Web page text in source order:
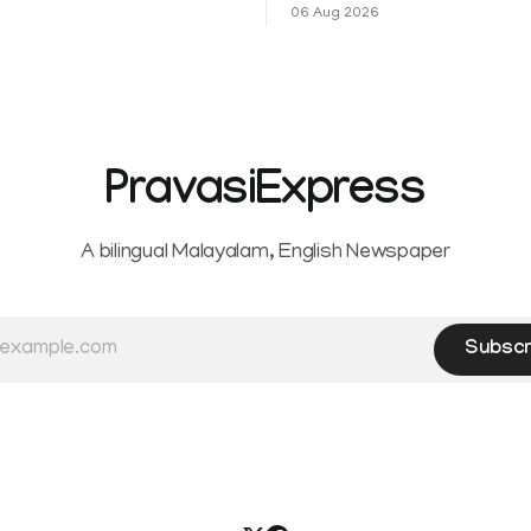
authorises the government to
06 Aug 2026
PravasiExpress
A bilingual Malayalam, English Newspaper